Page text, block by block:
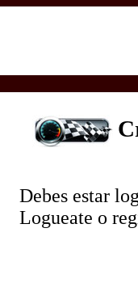
Debes estar
Logueate o